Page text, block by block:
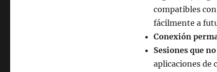
compatibles
fácilmente a
Conexión
Sesiones que
aplicaciones de